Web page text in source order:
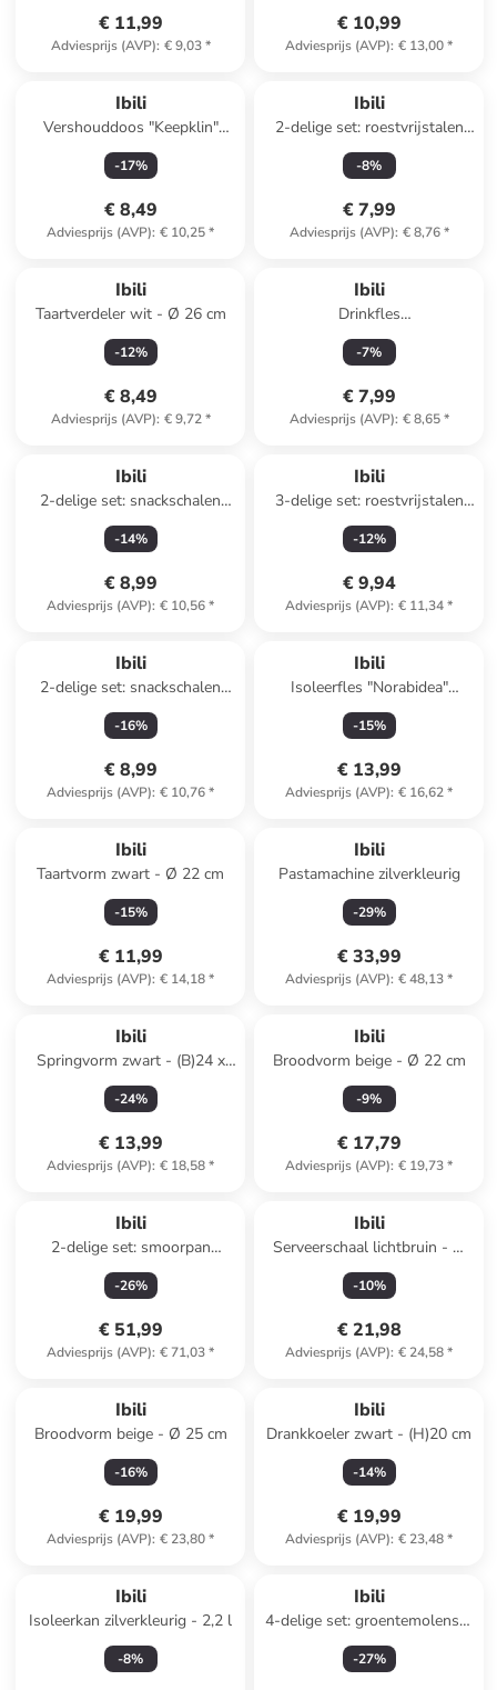
€ 11,99
Adviesprijs (AVP): € 9,03*
€ 10,99
Adviesprijs (AVP): € 13,00*
Ibili
Vershouddoos "Keepklin"
zilverkleurig - 600 ml
-17%
€ 8,49
Adviesprijs (AVP): € 10,25*
Ibili
2-delige set: roestvrijstalen
meetlepel voor matchathee -
(L)11,8 cm
-8%
€ 7,99
Adviesprijs (AVP): € 8,76*
Ibili
Taartverdeler wit - Ø 26 cm
-12%
€ 8,49
Adviesprijs (AVP): € 9,72*
Ibili
Drinkfles
transparant/zilverkleurig- 1 l
-7%
€ 7,99
Adviesprijs (AVP): € 8,65*
Ibili
2-delige set: snackschalen
grijs - Ø 15 cm
-14%
€ 8,99
Adviesprijs (AVP): € 10,56*
Ibili
3-delige set: roestvrijstalen
theezeef - Ø 4 cm
-12%
€ 9,94
Adviesprijs (AVP): € 11,34*
Ibili
2-delige set: snackschalen
rood - Ø 15 cm
-16%
€ 8,99
Adviesprijs (AVP): € 10,76*
Ibili
Isoleerfles "Norabidea"
lichtblauw/donkerblauw - 500
ml
-15%
€ 13,99
Adviesprijs (AVP): € 16,62*
Ibili
Taartvorm zwart - Ø 22 cm
-15%
€ 11,99
Adviesprijs (AVP): € 14,18*
Ibili
Pastamachine zilverkleurig
-29%
€ 33,99
Adviesprijs (AVP): € 48,13*
Ibili
Springvorm zwart - (B)24 x
(D)24 cm
-24%
€ 13,99
Adviesprijs (AVP): € 18,58*
Ibili
Broodvorm beige - Ø 22 cm
-9%
€ 17,79
Adviesprijs (AVP): € 19,73*
Ibili
2-delige set: smoorpan
"Esben" zwart/rood - Ø 36 cm
-26%
€ 51,99
Adviesprijs (AVP): € 71,03*
Ibili
Serveerschaal lichtbruin - Ø
20 cm
-10%
€ 21,98
Adviesprijs (AVP): € 24,58*
Ibili
Broodvorm beige - Ø 25 cm
-16%
€ 19,99
Adviesprijs (AVP): € 23,80*
Ibili
Drankkoeler zwart - (H)20 cm
-14%
€ 19,99
Adviesprijs (AVP): € 23,48*
Ibili
Isoleerkan zilverkleurig - 2,2 l
-8%
Ibili
4-delige set: groentemolenset
zilverkleurig/rood - Ø 20cm
-27%